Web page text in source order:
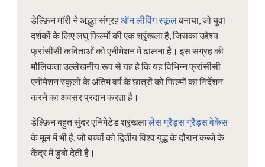
डेल्फ़िन मॉरी ने अद्भुत संग्रहऑन लीविंग स्कूलबनाया, जो युवा
दर्शकों के लिए लघु फिल्मों की एक श्रृंखला है, जिसका उद्देश्य
फ्रांसीसी कविताओं को एनीमेशन में ढालना है। इस संग्रह की
मौलिकता उल्लेखनीय रूप से यह है कि यह विभिन्न फ्रांसीसी
एनीमेशन स्कूलों के अंतिम वर्ष के छात्रों को फिल्मों का निर्देशन
करने का अवसर प्रदान करता है।
डेल्फ़िन बहुत सुंदर एनिमेटेड श्रृंखलालेस ग्रैंड्स ग्रैंड्स वेकेंस
के मूल में भी है, जो बच्चों को द्वितीय विश्व युद्ध के दौरान कब्जे के
केंद्र में डुबो देती है।